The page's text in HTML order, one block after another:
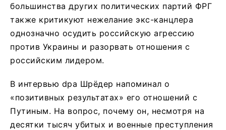
большинства других политических партий ФРГ
также критикуют нежелание экс-канцлера
однозначно осудить российскую агрессию
против Украины и разорвать отношения с
российским лидером.
В интервью dpa Шрёдер напоминал о
«позитивных результатах» его отношений с
Путиным. На вопрос, почему он, несмотря на
десятки тысяч убитых и военные преступления